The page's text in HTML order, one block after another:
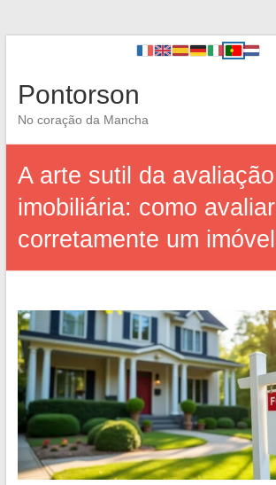
Pontorson
No coração da Mancha
A arte sutil da avaliação
imobiliária: como avaliar
corretamente um imóvel